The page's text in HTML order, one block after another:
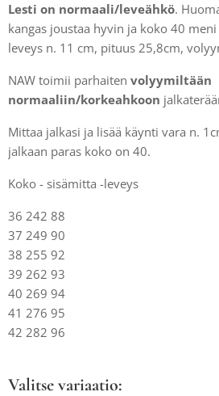
Lesti on normaali/leveähkö.
kangas joustaa hyvin ja koko 40
leveys n. 11 cm, pituus 25,8cm,
NAW toimii parhaiten volyymiltään
normaaliin/korkeahkoon
Mittaa jalkasi ja lisää käynti vara n.
jalkaan paras koko on 40.
Koko - sisämitta -leveys
36 242 88
37 249 90
38 255 92
39 262 93
40 269 94
41 276 95
42 282 96
Valitse variaatio: